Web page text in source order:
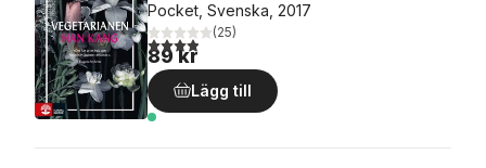
Pocket, Svenska, 2017
3,9utav 5 stjärnor. Totalt antal röster:
(25)
89 kr
Lägg till